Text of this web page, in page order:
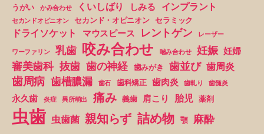
うがい かみ合わせ くいしばり しみる インプラント
セカンドオピニオン セカンド・オピニオン セラミック
ドライソケット マウスピース レントゲン レーザー
ワーファリン 乳歯 咬み合わせ 噛み合わせ 妊娠 妊婦
審美歯科 抜歯 歯の神経 歯みがき 歯並び 歯周炎
歯周病 歯槽膿漏 歯石 歯科矯正 歯肉炎 歯軋り 歯髄炎
永久歯 炎症 異所萌出 痛み 義歯 肩こり 胎児 薬剤
虫歯 虫歯菌 親知らず 詰め物 顎 麻酔